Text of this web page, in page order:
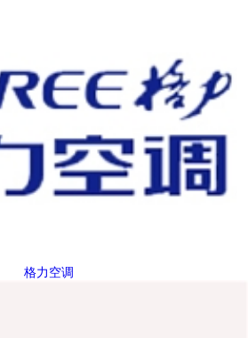
格力空调